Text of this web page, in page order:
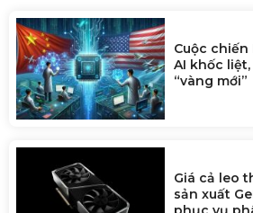
Cuộc chiến
AI khốc
“vàng mới”
Giá cả leo
sản xuất